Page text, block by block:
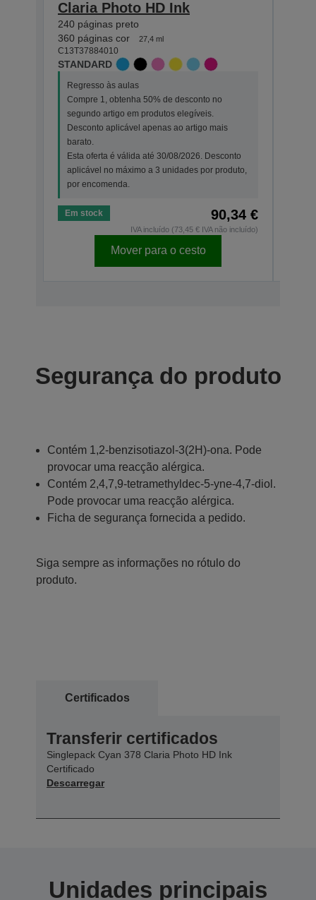
Claria Photo HD Ink
240 páginas preto
360 páginas cor
27,4 ml
C13T37884010
STANDARD
Regresso às aulas
Compre 1, obtenha 50% de desconto no
segundo artigo em produtos elegíveis.
Desconto aplicável apenas ao artigo mais
barato.
Esta oferta é válida até 30/08/2026. Desconto
aplicável no máximo a 3 unidades por produto,
por encomenda.
Em stock 90,34 €
IVA incluído (73,45 € IVA não incluído)
Mover para o cesto
Segurança do produto
Contém 1,2-benzisotiazol-3(2H)-ona. Pode
provocar uma reacção alérgica.
Contém 2,4,7,9-tetramethyldec-5-yne-4,7-diol.
Pode provocar uma reacção alérgica.
Ficha de segurança fornecida a pedido.
Siga sempre as informações no rótulo do
produto.
Certificados
Transferir certificados
Singlepack Cyan 378 Claria Photo HD Ink
Certificado
Descarregar
Unidades principais